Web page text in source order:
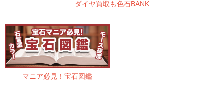
ダイヤ買取も色石BANK
マニア必見！宝石図鑑